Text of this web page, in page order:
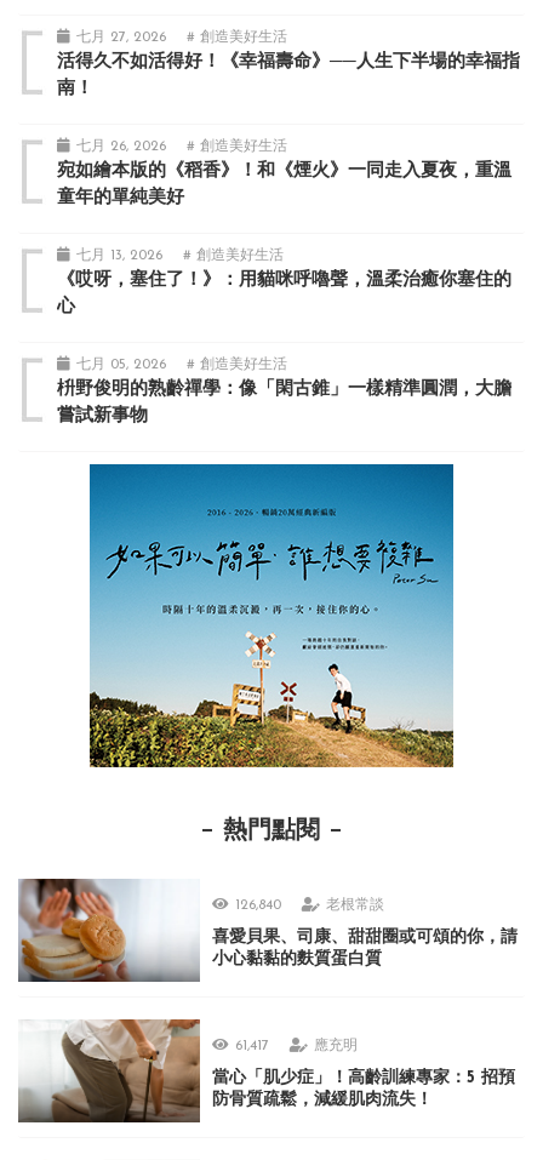
七月 27, 2026 # 創造美好生活
活得久不如活得好！《幸福壽命》──人生下半場的幸福指
南！
七月 26, 2026 # 創造美好生活
宛如繪本版的《稻香》！和《煙火》一同走入夏夜，重溫
童年的單純美好
七月 13, 2026 # 創造美好生活
《哎呀，塞住了！》：用貓咪呼嚕聲，溫柔治癒你塞住的
心
七月 05, 2026 # 創造美好生活
枡野俊明的熟齡禪學：像「閑古錐」一樣精準圓潤，大膽
嘗試新事物
熱門點閱
126,840 老根常談
喜愛貝果、司康、甜甜圈或可頌的你，請
小心黏黏的麩質蛋白質
61,417 應充明
當心「肌少症」！高齡訓練專家：5 招預
防骨質疏鬆，減緩肌肉流失！